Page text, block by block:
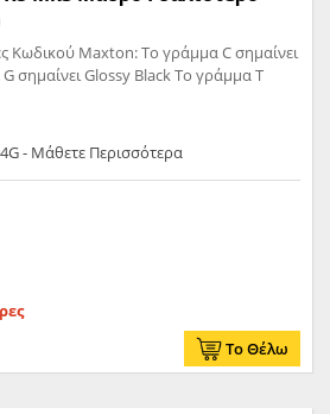
Κωδικού Maxton: Το γράμμα C σημαίνει
σημαίνει Glossy Black Το γράμμα T
- Μάθετε Περισσότερα
Το Θέλω